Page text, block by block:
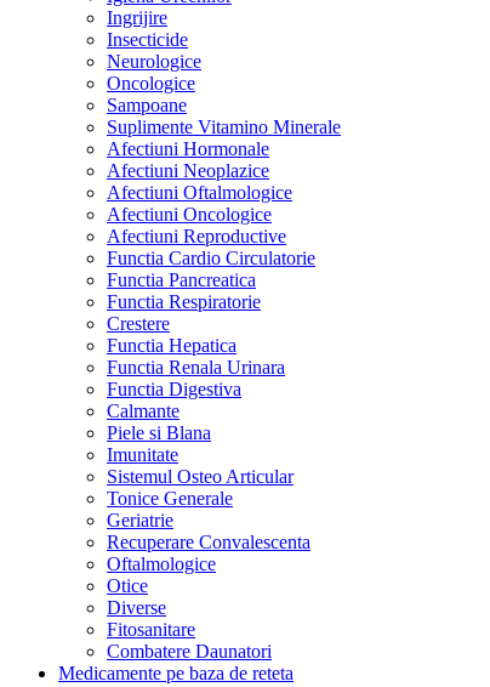
Ingrijire
Insecticide
Neurologice
Oncologice
Sampoane
Suplimente Vitamino Minerale
Afectiuni Hormonale
Afectiuni Neoplazice
Afectiuni Oftalmologice
Afectiuni Oncologice
Afectiuni Reproductive
Functia Cardio Circulatorie
Functia Pancreatica
Functia Respiratorie
Crestere
Functia Hepatica
Functia Renala Urinara
Functia Digestiva
Calmante
Piele si Blana
Imunitate
Sistemul Osteo Articular
Tonice Generale
Geriatrie
Recuperare Convalescenta
Oftalmologice
Otice
Diverse
Fitosanitare
Combatere Daunatori
Medicamente pe baza de reteta